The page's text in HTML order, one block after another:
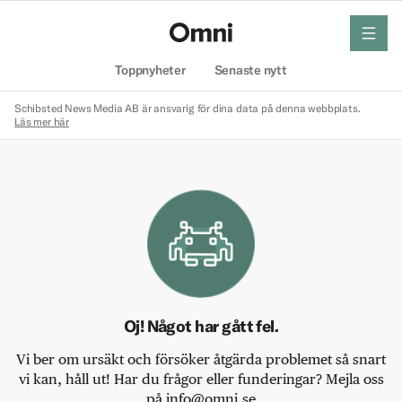
Toppnyheter Senaste nytt
meny
Schibsted News Media AB är ansvarig för dina data på denna webbplats.
Läs mer här
Oj! Något har gått fel.
Vi ber om ursäkt och försöker åtgärda problemet så snart
vi kan, håll ut! Har du frågor eller funderingar? Mejla oss